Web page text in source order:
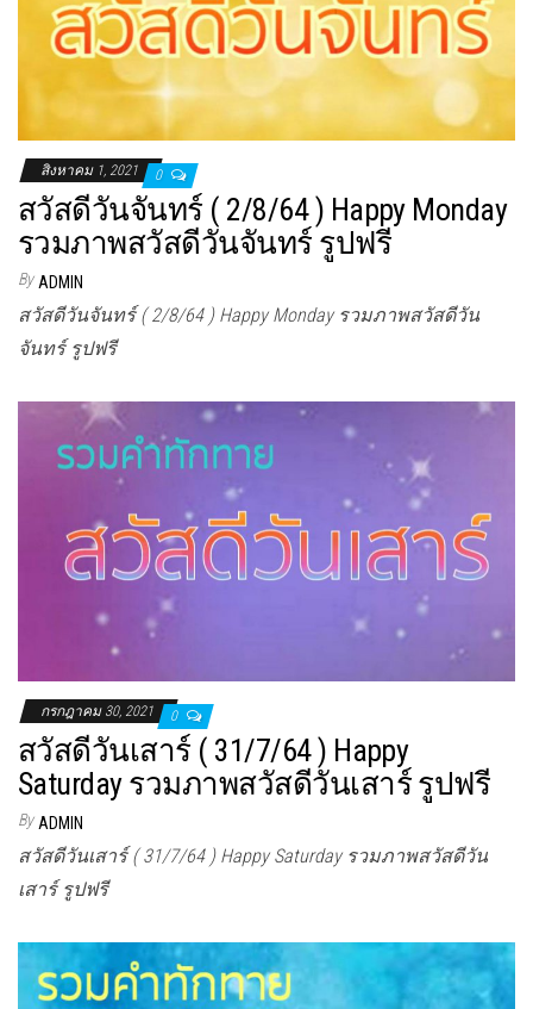
สิงหาคม 1, 2021 0
สวัสดีวันจันทร์ ( 2/8/64 ) Happy Monday
รวมภาพสวัสดีวันจันทร์ รูปฟรี
By ADMIN
สวัสดีวันจันทร์ ( 2/8/64 ) Happy Monday รวมภาพสวัสดีวัน
จันทร์ รูปฟรี
กรกฎาคม 30, 2021 0
สวัสดีวันเสาร์ ( 31/7/64 ) Happy
Saturday รวมภาพสวัสดีวันเสาร์ รูปฟรี
By ADMIN
สวัสดีวันเสาร์ ( 31/7/64 ) Happy Saturday รวมภาพสวัสดีวัน
เสาร์ รูปฟรี